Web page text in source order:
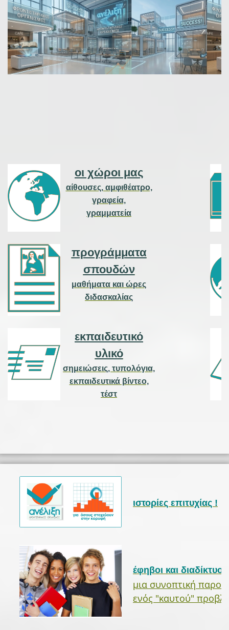
οι χώροι μας
αίθουσες, αμφιθέατρο,
γραφεία,
γραμματεία
προγράμματα
σπουδών
μαθήματα και ώρες
διδασκαλίας
εκπαιδευτικό
υλικό
σημειώσεις, τυπολόγια,
εκπαιδευτικά βίντεο,
τέστ
ιστορίες επιτυχίας !
έφηβοι και διαδίκτυο
μια συνοπτική
ενός "καυτού"